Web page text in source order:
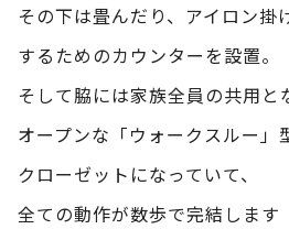
その下は畳んだり、アイロン掛
するためのカウンターを設置。
そして脇には家族全員の共用と
オープンな「ウォークスルー」
クローゼットになっていて、
全ての動作が数歩で完結します